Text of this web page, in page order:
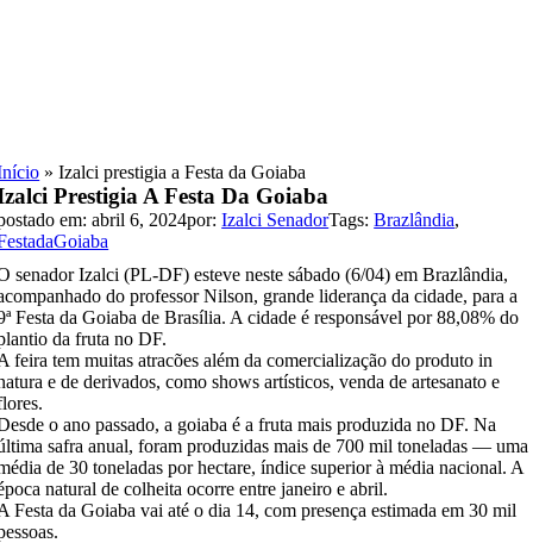
»Izalci prestigia a Festa da Goiaba
Prestigia A Festa Da Goiaba
em: abril 6, 2024por:Izalci SenadorTags:Brazlândia,
senador Izalci (PL-DF) esteve neste sábado (6/04) em Brazlândia,
do professor Nilson, grande liderança da cidade, para a
Festa da Goiaba de Brasília. A cidade é responsável por 88,08% do
da fruta no DF.
feira tem muitas atracões além da comercialização do produto in
e de derivados, como shows artísticos, venda de artesanato e
o ano passado, a goiaba é a fruta mais produzida no DF. Na
safra anual, foram produzidas mais de 700 mil toneladas — uma
de 30 toneladas por hectare, índice superior à média nacional. A
natural de colheita ocorre entre janeiro e abril.
Festa da Goiaba vai até o dia 14, com presença estimada em 30 mil